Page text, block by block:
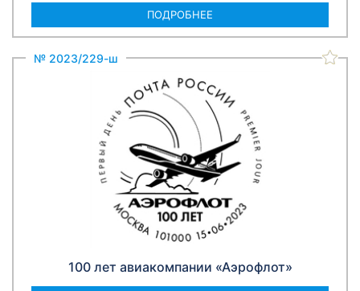
ПОДРОБНЕЕ
№ 2023/229-ш
100 лет авиакомпании «Аэрофлот»